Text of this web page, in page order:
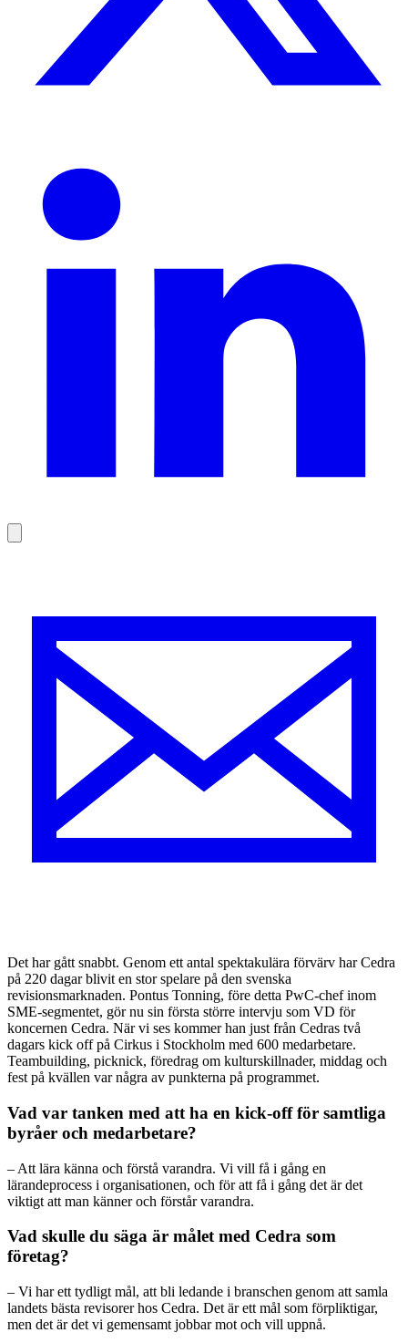
Det har gått snabbt. Genom ett antal spektakulära förvärv har Cedra
på 220 dagar blivit en stor spelare på den svenska
revisionsmarknaden. Pontus Tonning, före detta PwC-chef inom
SME-segmentet, gör nu sin första större intervju som VD för
koncernen Cedra. När vi ses kommer han just från Cedras två
dagars kick off på Cirkus i Stockholm med 600 medarbetare.
Teambuilding, picknick, föredrag om kulturskillnader, middag och
fest på kvällen var några av punkterna på programmet.
Vad var tanken med att ha en kick-off för samtliga
byråer och medarbetare?
– Att lära känna och förstå varandra. Vi vill få i gång en
lärandeprocess i organisationen, och för att få i gång det är det
viktigt att man känner och förstår varandra.
Vad skulle du säga är målet med Cedra som
företag?
– Vi har ett tydligt mål, att bli ledande i branschen genom att samla
landets bästa revisorer hos Cedra. Det är ett mål som förpliktigar,
men det är det vi gemensamt jobbar mot och vill uppnå.